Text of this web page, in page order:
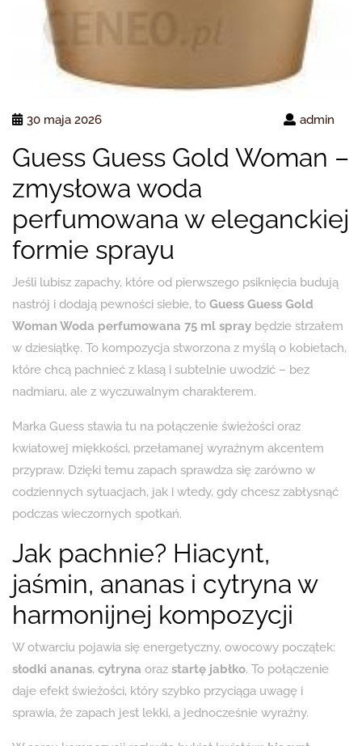
30 maja 2026 admin
Guess Guess Gold Woman –
zmysłowa woda
perfumowana w eleganckiej
formie sprayu
Jeśli lubisz zapachy, które od pierwszego psiknięcia budują
nastrój i dodają pewności siebie, to Guess Guess Gold
Woman Woda perfumowana 75 ml spray będzie strzałem
w dziesiątkę. To kompozycja stworzona z myślą o kobietach,
które chcą pachnieć z klasą i subtelnie uwodzić – bez
nadmiaru, ale z wyczuwalnym charakterem.
Marka Guess stawia tu na połączenie świeżości oraz
kwiatowej miękkości, przełamanej wyraźnym akcentem
przypraw. Dzięki temu zapach sprawdza się zarówno w
codziennych sytuacjach, jak i wtedy, gdy chcesz zabłysnąć
podczas wieczornych spotkań.
Jak pachnie? Hiacynt,
jaśmin, ananas i cytryna w
harmonijnej kompozycji
W otwarciu pojawia się energetyczny, owocowy początek:
słodki ananas, cytryna oraz startę jabłko. To połączenie
daje efekt świeżości, który szybko przyciąga uwagę i
sprawia, że zapach jest lekki, a jednocześnie wyraźny.